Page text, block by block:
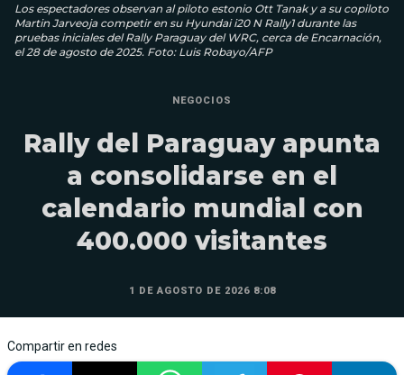
Los espectadores observan al piloto estonio Ott Tanak y a su copiloto
Martin Jarveoja competir en su Hyundai i20 N Rally1 durante las
pruebas iniciales del Rally Paraguay del WRC, cerca de Encarnación,
el 28 de agosto de 2025. Foto: Luis Robayo/AFP
NEGOCIOS
Rally del Paraguay apunta
a consolidarse en el
calendario mundial con
400.000 visitantes
1 DE AGOSTO DE 2026 8:08
Compartir en redes